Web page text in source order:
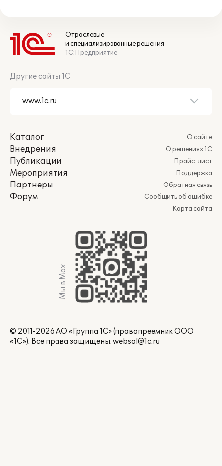
Отраслевые
и специализированные решения
1С:Предприятие
Другие сайты 1С
Каталог
Внедрения
Публикации
Мероприятия
Партнеры
Форум
О сайте
О решениях 1С
Прайс-лист
Поддержка
Обратная связь
Сообщить об ошибке
Карта сайта
Мы в Max
© 2011-2026 АО «Группа 1С» (правопреемник ООО
«1С»). Все права защищены. websol@1c.ru